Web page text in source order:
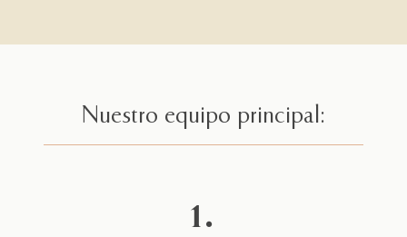
Nuestro equipo principal:
1.